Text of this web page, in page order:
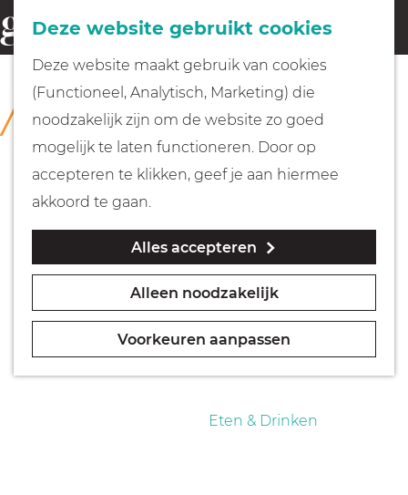
Deze website gebruikt cookies
Deze website maakt gebruik van cookies
(Functioneel, Analytisch, Marketing) die
noodzakelijk zijn om de website zo goed
mogelijk te laten functioneren. Door op
accepteren te klikken, geef je aan hiermee
akkoord te gaan.
Alles accepteren
Alleen noodzakelijk
Voorkeuren aanpassen
G
a
Fietsen
Wandelen
Geocachen
Naar het museum
Eten & Drinken
o
e
k
e
n
COLLECTIE
Museum Weesp